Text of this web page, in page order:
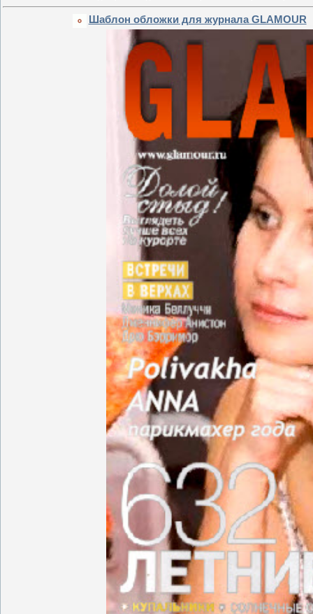
Шаблон обложки для журнала GLAMOUR